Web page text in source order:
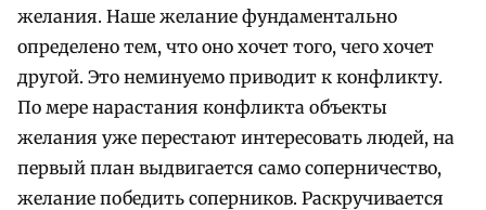
желания. Наше желание фундаментально
определено тем, что оно хочет того, чего хочет
другой. Это неминуемо приводит к конфликту.
По мере нарастания конфликта объекты
желания уже перестают интересовать людей, на
первый план выдвигается само соперничество,
желание победить соперников. Раскручивается